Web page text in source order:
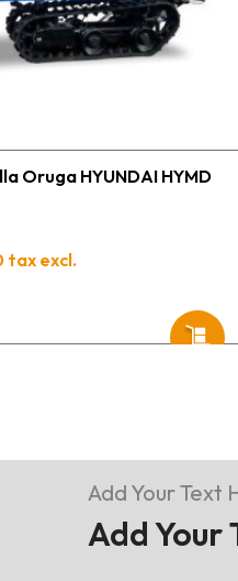
Oruga HYUNDAI HYMD
tax excl.
Add Your Text
Add Your